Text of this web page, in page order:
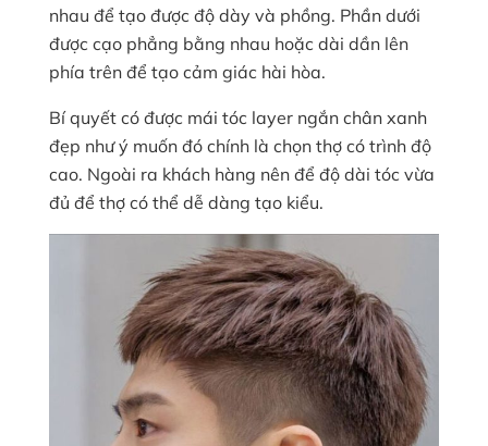
nhau để tạo được độ dày và phồng. Phần dưới
được cạo phẳng bằng nhau hoặc dài dần lên
phía trên để tạo cảm giác hài hòa.
Bí quyết có được mái tóc layer ngắn chân xanh
đẹp như ý muốn đó chính là chọn thợ có trình độ
cao. Ngoài ra khách hàng nên để độ dài tóc vừa
đủ để thợ có thể dễ dàng tạo kiểu.